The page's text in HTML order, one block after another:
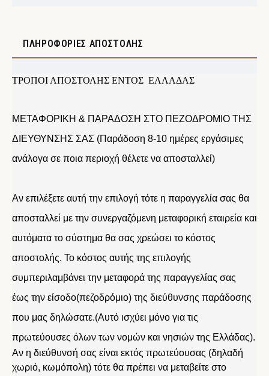
ΠΛΗΡΟΦΟΡΊΕΣ ΑΠΟΣΤΟΛΉΣ
ΤΡΟΠΟΙ ΑΠΟΣΤΟΛΗΣ ΕΝΤΟΣ ΕΛΛΑΔΑΣ
ΜΕΤΑΦΟΡΙΚΗ & ΠΑΡΑΔΟΣΗ ΣΤΟ ΠΕΖΟΔΡΟΜΙΟ ΤΗΣ
ΔΙΕΥΘΥΝΣΗΣ ΣΑΣ (Παράδοση 8-10 ημέρες εργάσιμες
ανάλογα σε ποια περιοχή θέλετε να αποσταλλεί)
Αν επιλέξετε αυτή την επιλογή τότε η παραγγελία σας θα
αποσταλλεί με την συνεργαζόμενη μεταφορική εταιρεία και
αυτόματα το σύστημα θα σας χρεώσει το κόστος
αποστολής. Το κόστος αυτής της επιλογής
συμπεριλαμβάνει την μεταφορά της παραγγελίας σας
έως την είσοδο(πεζοδρόμιο) της διεύθυνσης παράδοσης
που μας δηλώσατε.(Αυτό ισχύει μόνο για τις
πρωτεύουσες όλων των νομών και νησιών της Ελλάδας).
Αν η διεύθυνσή σας είναι εκτός πρωτεύουσας (δηλαδή
χωριό, κωμόπολη) τότε θα πρέπει να μεταβείτε στο